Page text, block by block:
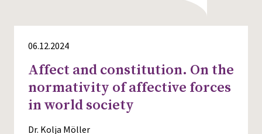
06.12.2024
Affect and constitution. On the
normativity of affective forces
in world society
Dr. Kolja Möller